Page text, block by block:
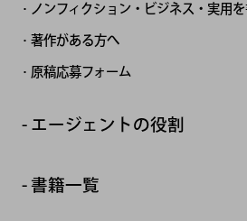
ノンフィクション・ビジネス・実用
著作がある方へ
原稿応募フォーム
エージェントの役割
書籍一覧